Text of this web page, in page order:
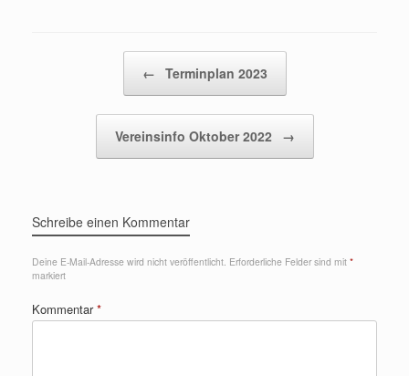
← Terminplan 2023
Vereinsinfo Oktober 2022 →
Schreibe einen Kommentar
Deine E-Mail-Adresse wird nicht veröffentlicht. Erforderliche Felder sind mit *
markiert
Kommentar*